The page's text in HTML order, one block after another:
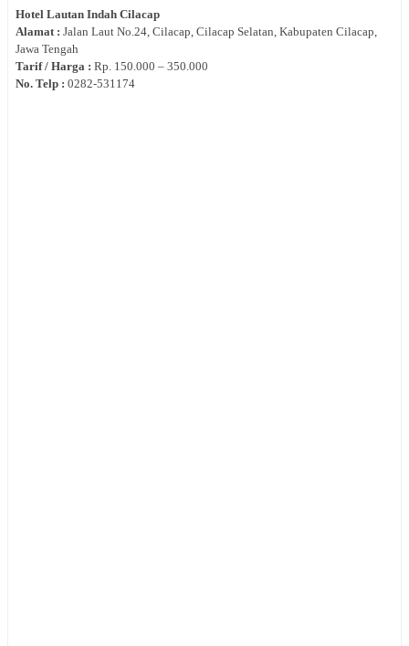
Hotel Lautan Indah Cilacap
Alamat : Jalan Laut No.24, Cilacap, Cilacap Selatan, Kabupaten Cilacap,
Jawa Tengah
Tarif / Harga : Rp. 150.000 – 350.000
No. Telp : 0282‐531174